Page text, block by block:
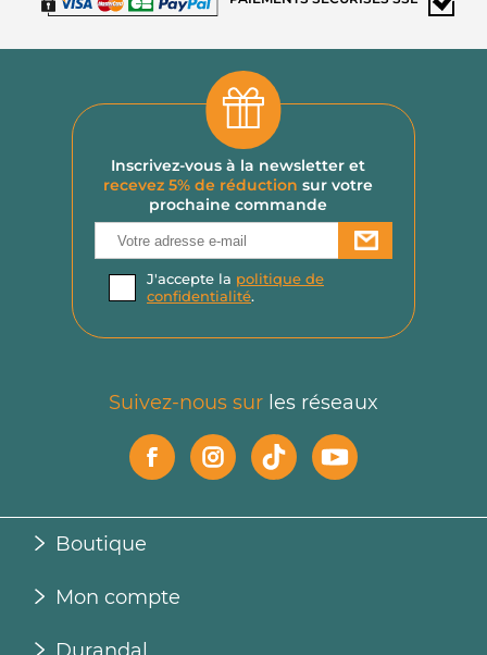
Inscrivez-vous à la newsletter et
recevez 5% de réduction sur votre
prochaine commande
J'accepte la politique de
confidentialité.
Suivez-nous sur les réseaux
Boutique
Mon compte
Salut c'est nous...
les Cookies !
On a attendu d'être sûrs que le contenu de
ce site vous intéresse avant de vous
visite...